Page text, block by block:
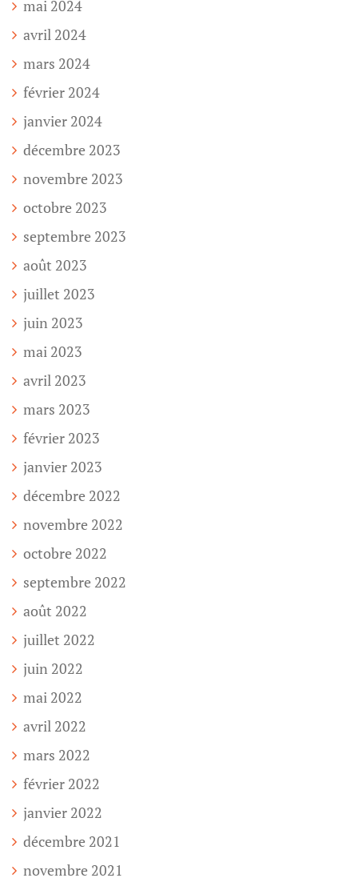
mai 2024
avril 2024
mars 2024
février 2024
janvier 2024
décembre 2023
novembre 2023
octobre 2023
septembre 2023
août 2023
juillet 2023
juin 2023
mai 2023
avril 2023
mars 2023
février 2023
janvier 2023
décembre 2022
novembre 2022
octobre 2022
septembre 2022
août 2022
juillet 2022
juin 2022
mai 2022
avril 2022
mars 2022
février 2022
janvier 2022
décembre 2021
novembre 2021